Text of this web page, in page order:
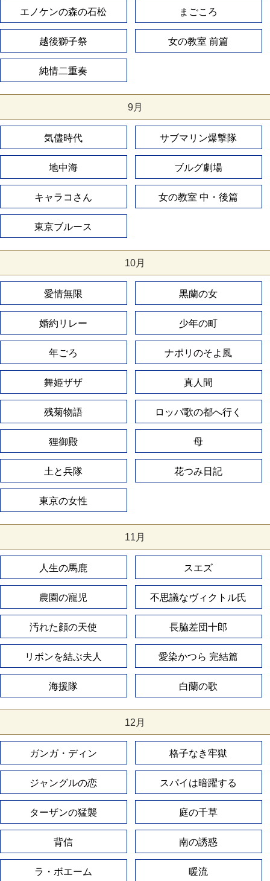
エノケンの森の石松 まごころ
越後獅子祭 女の教室 前篇
純情二重奏
9月
気儘時代 サブマリン爆撃隊
地中海 ブルグ劇場
キャラコさん 女の教室 中・後篇
東京ブルース
10月
愛情無限 黒蘭の女
婚約リレー 少年の町
年ごろ ナポリのそよ風
舞姫ザザ 真人間
残菊物語 ロッパ歌の都へ行く
狸御殿 母
土と兵隊 花つみ日記
東京の女性
11月
人生の馬鹿 スエズ
農園の寵児 不思議なヴィクトル氏
汚れた顔の天使 長脇差団十郎
リボンを結ぶ夫人 愛染かつら 完結篇
海援隊 白蘭の歌
12月
ガンガ・ディン 格子なき牢獄
ジャングルの恋 スパイは暗躍する
ターザンの猛襲 庭の千草
背信 南の誘惑
ラ・ボエーム 暖流